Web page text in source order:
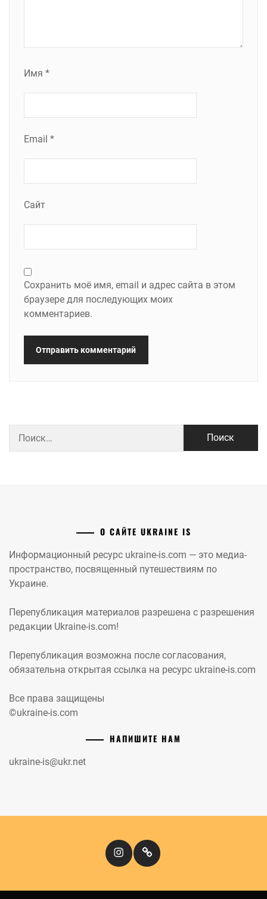
Имя *
Email *
Сайт
Сохранить моё имя, email и адрес сайта в этом
браузере для последующих моих
комментариев.
О САЙТЕ UKRAINE IS
Информационный ресурс ukraine-is.com — это медиа-
пространство, посвященный путешествиям по
Украине.
Перепубликация материалов разрешена с разрешения
редакции Ukraine-is.com!
Перепубликация возможна после согласования,
обязательна открытая ссылка на ресурс ukraine-is.com
Все права защищены
©ukraine-is.com
НАПИШИТЕ НАМ
ukraine-is@ukr.net
InstagramКіномандри